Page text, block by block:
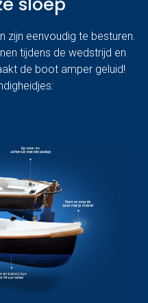
zijn eenvoudig te besturen.
tijdens de wedstrijd en
de boot amper geluid!